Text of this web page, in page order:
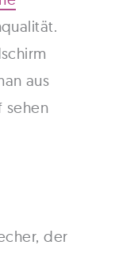
aus
sehen
der